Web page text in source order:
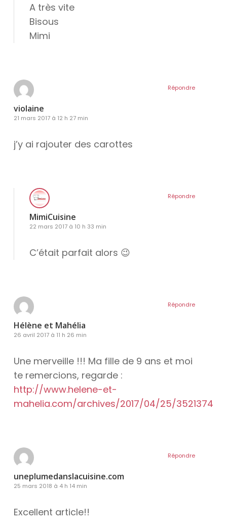
A très vite
Bisous
Mimi
violaine
21 mars 2017 à 12 h 27 min
j’y ai rajouter des carottes
Répondre
MimiCuisine
22 mars 2017 à 10 h 33 min
C’était parfait alors 😉
Répondre
Hélène et Mahélia
26 avril 2017 à 11 h 26 min
Une merveille !!! Ma fille de 9 ans et moi
te remercions, regarde :
http://www.helene-et-
mahelia.com/archives/2017/04/25/
Répondre
uneplumedanslacuisine.com
25 mars 2018 à 4 h 14 min
Excellent article!!
Répondre